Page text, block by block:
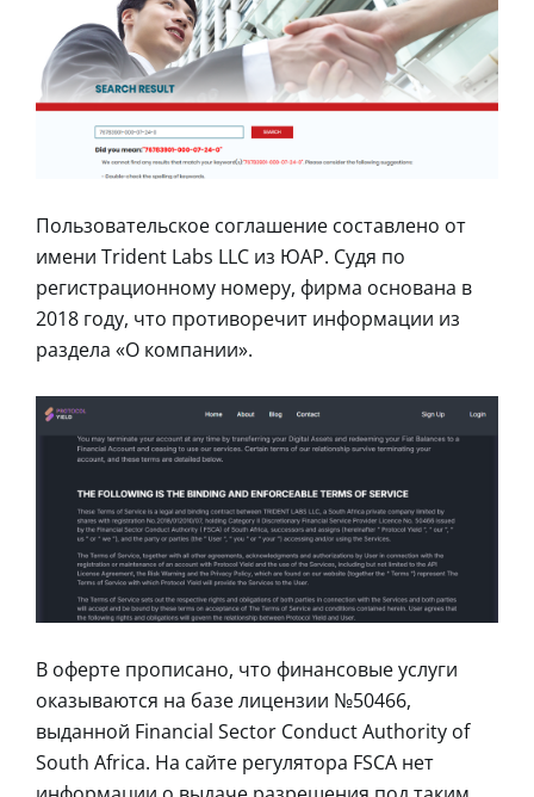
Пользовательское соглашение составлено от
имени Trident Labs LLC из ЮАР. Судя по
регистрационному номеру, фирма основана в
2018 году, что противоречит информации из
раздела «О компании».
В оферте прописано, что финансовые услуги
оказываются на базе лицензии №50466,
выданной Financial Sector Conduct Authority of
South Africa. На сайте регулятора FSCA нет